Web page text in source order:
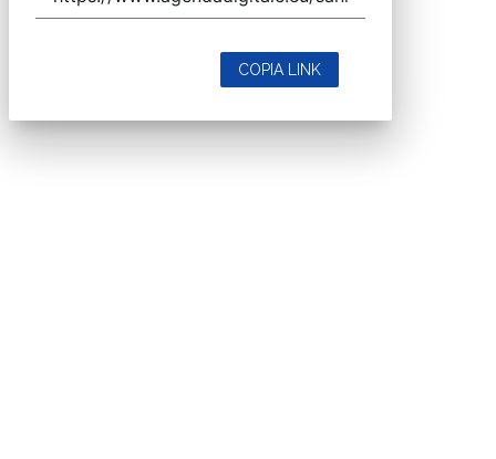
COPIA LINK